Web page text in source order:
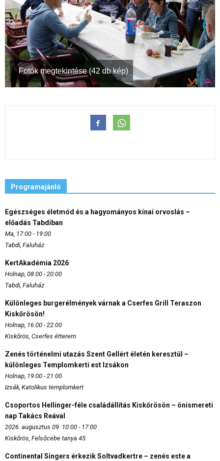
Fotók megtekintése (42 db kép)
Programajánló
Egészséges életmód és a hagyományos kínai orvoslás –
előadás Tabdiban
Ma, 17:00 - 19:00
Tabdi, Faluház
KertAkadémia 2026
Holnap, 08:00 - 20:00
Tabdi, Faluház
Különleges burgerélmények várnak a Cserfes Grill Teraszon
Kiskőrösön!
Holnap, 16:00 - 22:00
Kiskőrös, Cserfes étterem
Zenés történelmi utazás Szent Gellért életén keresztül –
különleges Templomkerti est Izsákon
Holnap, 19:00 - 21:00
Izsák, Katolikus templomkert
Csoportos Hellinger-féle családállítás Kiskőrösön – önismereti
nap Takács Reával
2026. augusztus 09. 10:00 - 17:00
Kiskőrös, Felsőcebe tanya 45.
Continental Singers érkezik Soltvadkertre – zenés este a